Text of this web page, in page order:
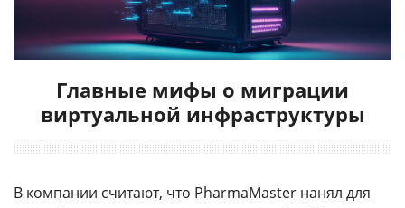
Главные мифы о миграции
виртуальной инфраструктуры
В компании считают, что PharmaMaster нанял для